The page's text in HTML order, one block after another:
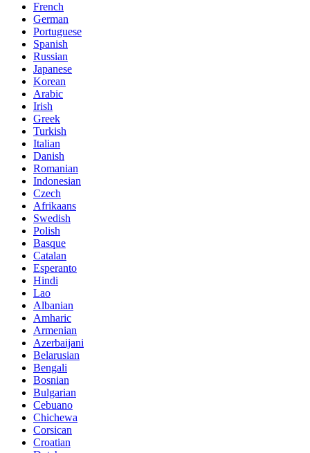
French
German
Portuguese
Spanish
Russian
Japanese
Korean
Arabic
Irish
Greek
Turkish
Italian
Danish
Romanian
Indonesian
Czech
Afrikaans
Swedish
Polish
Basque
Catalan
Esperanto
Hindi
Lao
Albanian
Amharic
Armenian
Azerbaijani
Belarusian
Bengali
Bosnian
Bulgarian
Cebuano
Chichewa
Corsican
Croatian